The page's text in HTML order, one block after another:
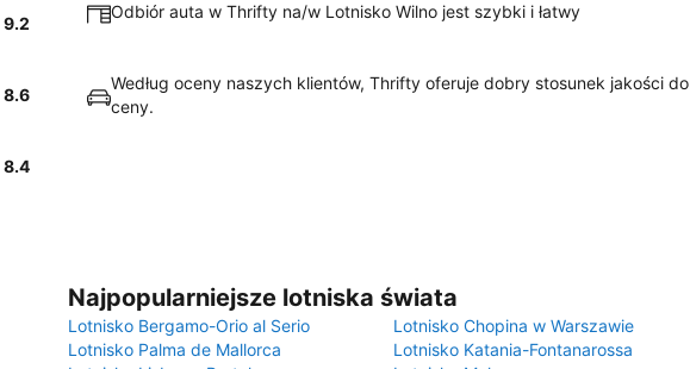
9.2
Odbiór auta w Thrifty na/w Lotnisko Wilno jest szybki i łatwy
8.6
Według oceny naszych klientów, Thrifty oferuje dobry stosunek jakości do
ceny.
8.4
Najpopularniejsze lotniska świata
Lotnisko Bergamo-Orio al Serio
Lotnisko Chopina w Warszawie
Lotnisko Palma de Mallorca
Lotnisko Katania-Fontanarossa